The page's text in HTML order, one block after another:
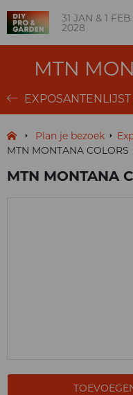
31 JAN & 1 FEB
2028
MTN
Plan je bezoek
MTN MONTANA COLORS
MTN MONTANA